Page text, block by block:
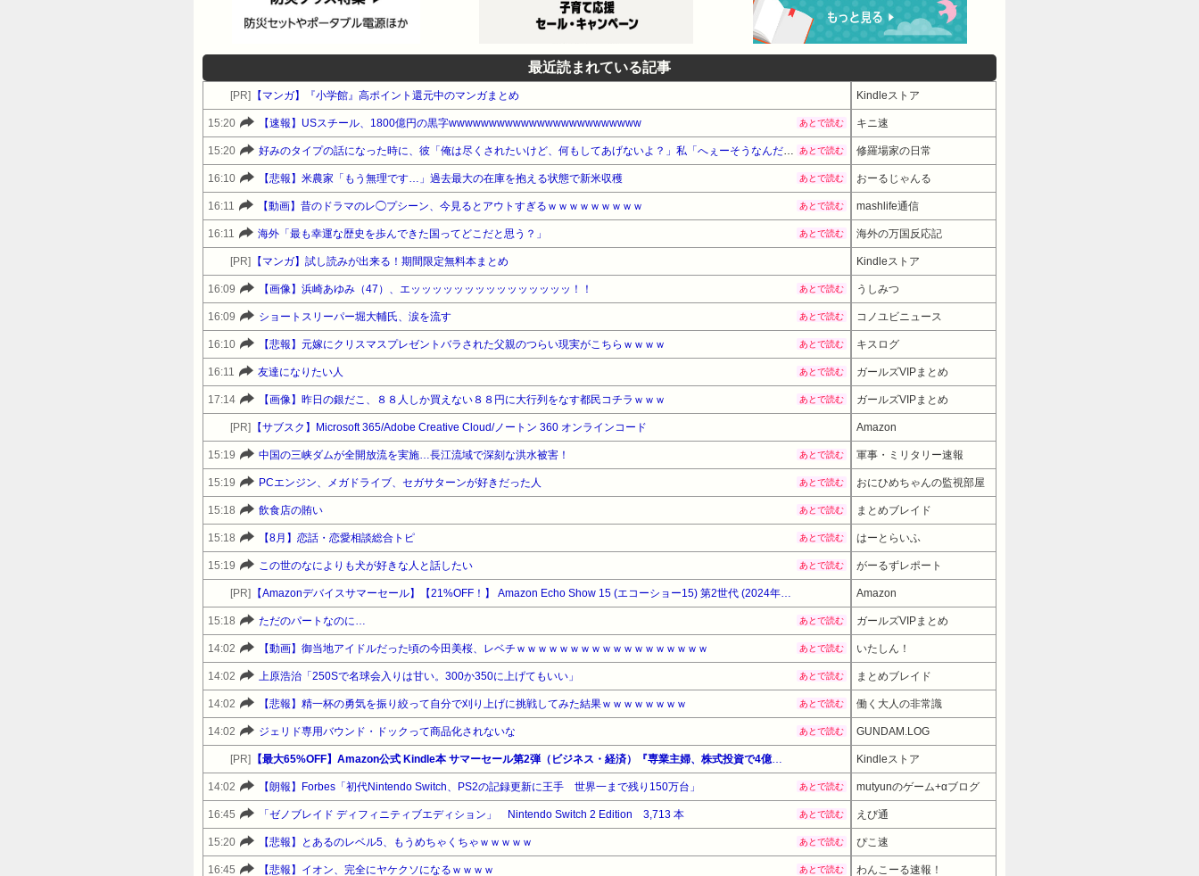
最近読まれている記事
[PR] 【マンガ】『小学館』高ポイント還元中のマンガまとめ Kindleストア
15:20 【速報】USスチール、1800億円の黒字wwwwwwwwwwwwwwwwwwwwwwww あとで読む キニ速
15:20 あとで読む 修羅場家の日常
16:10 【悲報】米農家「もう無理です…」過去最大の在庫を抱える状態で新米収穫 あとで読む おーるじゃんる
16:11 【動画】昔のドラマのレ◯プシーン、今見るとアウトすぎるｗｗｗｗｗｗｗｗｗ あとで読む mashlife通信
16:11 海外「最も幸運な歴史を歩んできた国ってどこだと思う？」 あとで読む 海外の万国反応記
[PR] 【マンガ】試し読みが出来る！期間限定無料本まとめ Kindleストア
16:09 【画像】浜崎あゆみ（47）、エッッッッッッッッッッッッッッッ！！ あとで読む うしみつ
16:09 ショートスリーパー堀大輔氏、涙を流す あとで読む コノユビニュース
16:10 【悲報】元嫁にクリスマスプレゼントバラされた父親のつらい現実がこちらｗｗｗｗ あとで読む キスログ
16:11 友達になりたい人 あとで読む ガールズVIPまとめ
17:14 【画像】昨日の銀だこ、８８人しか買えない８８円に大行列をなす都民コチラｗｗｗ あとで読む ガールズVIPまとめ
[PR] 【サブスク】Microsoft 365/Adobe Creative Cloud/ノートン 360 オンラインコード Amazon
15:19 中国の三峡ダムが全開放流を実施…長江流域で深刻な洪水被害！ あとで読む 軍事・ミリタリー速報
15:19 PCエンジン、メガドライブ、セガサターンが好きだった人 あとで読む おにひめちゃんの監視部屋
15:18 飲食店の賄い あとで読む まとめブレイド
15:18 【8月】恋話・恋愛相談総合トピ あとで読む はーとらいふ
15:19 この世のなによりも犬が好きな人と話したい あとで読む がーるずレポート
[PR] Amazon
15:18 ただのパートなのに… あとで読む ガールズVIPまとめ
14:02 【動画】御当地アイドルだった頃の今田美桜、レベチｗｗｗｗｗｗｗｗｗｗｗｗｗｗｗｗｗｗ あとで読む いたしん！
14:02 上原浩治「250Sで名球会入りは甘い。300か350に上げてもいい」 あとで読む まとめブレイド
14:02 【悲報】精一杯の勇気を振り絞って自分で刈り上げに挑戦してみた結果ｗｗｗｗｗｗｗｗ あとで読む 働く大人の非常識
14:02 ジェリド専用バウンド・ドックって商品化されないな あとで読む GUNDAM.LOG
[PR] Kindleストア
14:02 【朗報】Forbes「初代Nintendo Switch、PS2の記録更新に王手 世界一まで残り150万台」 あとで読む mutyunのゲーム+αブログ
16:45 「ゼノブレイド ディフィニティブエディション」 Nintendo Switch 2 Edition 3,713 本 あとで読む えび通
15:20 【悲報】とあるのレベル5、もうめちゃくちゃｗｗｗｗｗ あとで読む ぴこ速
16:45 【悲報】イオン、完全にヤケクソになるｗｗｗｗ あとで読む わんこーる速報！